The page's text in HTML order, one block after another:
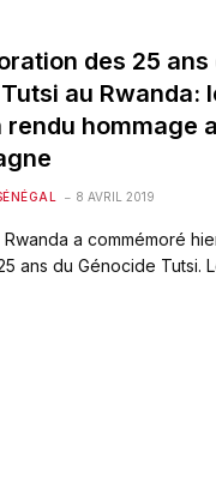
des 25 ans
au Rwanda:
rendu hommage
8 AVRIL 2019
Rwanda a commémoré
ans du Génocide Tutsi.